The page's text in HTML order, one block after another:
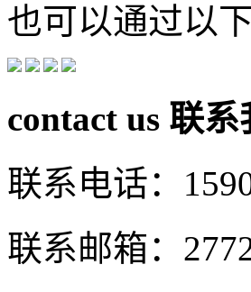
也可以通过以
contact us 联系
联系电话：
联系邮箱：